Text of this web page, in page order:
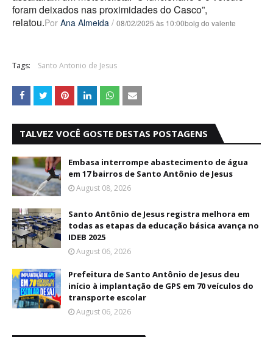
foram deixados nas proximidades do Casco”,
relatou.Por Ana Almeida / 08/02/2025 às 10:00bolg do valente
Tags: Santo Antonio de Jesus
TALVEZ VOCÊ GOSTE DESTAS POSTAGENS
Embasa interrompe abastecimento de água
em 17 bairros de Santo Antônio de Jesus
August 08, 2026
Santo Antônio de Jesus registra melhora em
todas as etapas da educação básica avança no
IDEB 2025
August 06, 2026
Prefeitura de Santo Antônio de Jesus deu
início à implantação de GPS em 70 veículos do
transporte escolar
August 06, 2026